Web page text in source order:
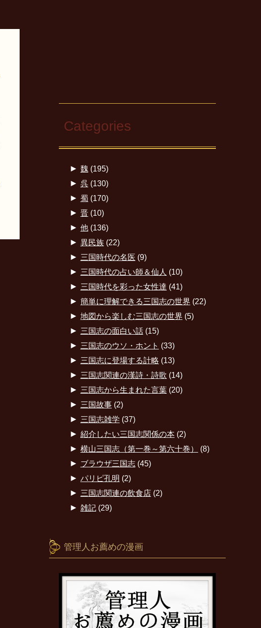
Categories
► 魏 (195)
► 呉(130)
► 蜀 (170)
► 晋(10)
► 他(136)
► 異民族(22)
► 三国時代の名医 (9)
► 三国時代の占い師＆仙人 (10)
► 三国時代を彩った女性達 (41)
► 簡単に理解できる三国志の世界 (22)
► 地図から楽しむ三国志の世界 (5)
► 三国志の面白い話(15)
► 三国志のウソ・ホント (33)
► 三国志に登場する計略 (13)
► 三国志関連の漢詩・詩歌 (14)
► 三国志から生まれた言葉(20)
► 三国故事(2)
► 三国志雑学 (37)
► 紹介したい三国志関係の本(2)
► 横山三国志（第一巻～第六十巻） (8)
► ブラウザ三国志(45)
► パリピ孔明 (2)
► 三国志関連の飲食店(2)
► 雑記(29)
管理人お薦めの漫画